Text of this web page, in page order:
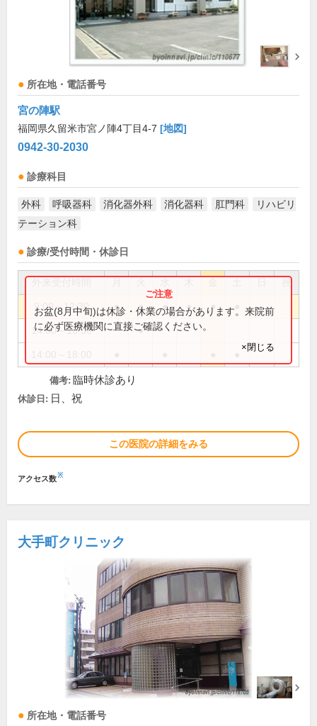
所在地・電話番号
宮の陣駅
福岡県久留米市宮ノ陣4丁目4-7 [地図]
0942-30-2030
診療科目
外科 呼吸器科 消化器外科 消化器科 肛門科
リハビリ
テーション科
診療/受付時間・休診日
祝
9:00～12:30 ● ● ● ● ●
14:00～16:00 ●
お盆(8月中旬)は休診・休業の場合があります。来院前
に必ず医療機関に直接ご確認ください。
×閉じる
備考: 臨時休診あり
休診日: 日、祝
この医院の詳細をみる
アクセス数※
大手町クリニック
所在地・電話番号